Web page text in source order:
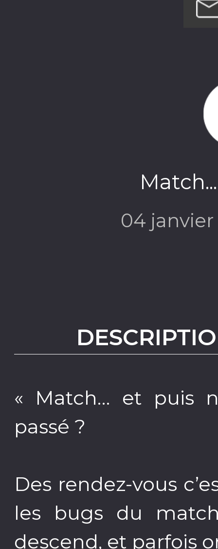
Santé et remise
Science
Société et
04
« Match… et puis
passé ?
Des rendez-vous
les bugs du
descend, et parfois